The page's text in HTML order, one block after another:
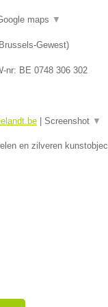
maps ▼
Gewest)
nr: BE 0748 306 302
| Screenshot ▼
en zilveren